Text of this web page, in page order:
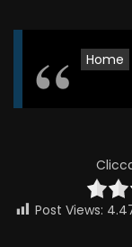
Home
Post Views: